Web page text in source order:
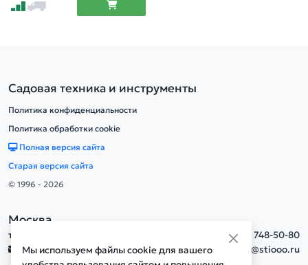
Мы используем файлы cookie для вашего
Садовая техника и инструменты
Политика конфиденциальности
Политика обработки cookie
Полная версия сайта
Старая версия сайта
© 1996 - 2026
Москва
тел.
+7(495) 748-50-80
info@stiooo.ru